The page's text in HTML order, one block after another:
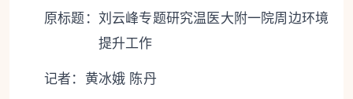
原标题： 刘云峰专题研究温医大附一院周边环境
提升工作
记者：黄冰娥 陈丹